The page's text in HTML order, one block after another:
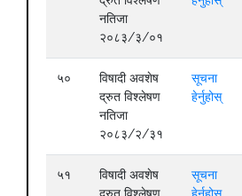
नतिजा
२०८३/३/०१
५०
विषादी अवशेष
द्रुत विश्लेषण
नतिजा
२०८३/२/३१
सूचना
हेर्नुहोस्
५१
विषादी अवशेष
सूचना